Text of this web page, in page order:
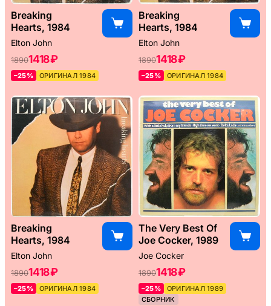
Breaking
Hearts, 1984
Elton John
18901418 ₽
–25% ОРИГИНАЛ 1984
Breaking
Hearts, 1984
Elton John
18901418 ₽
–25% ОРИГИНАЛ 1984
Breaking
Hearts, 1984
Elton John
18901418 ₽
–25% ОРИГИНАЛ 1984
The Very Best Of
Joe Cocker, 1989
Joe Cocker
18901418 ₽
–25%
ОРИГИНАЛ 1989
СБОРНИК